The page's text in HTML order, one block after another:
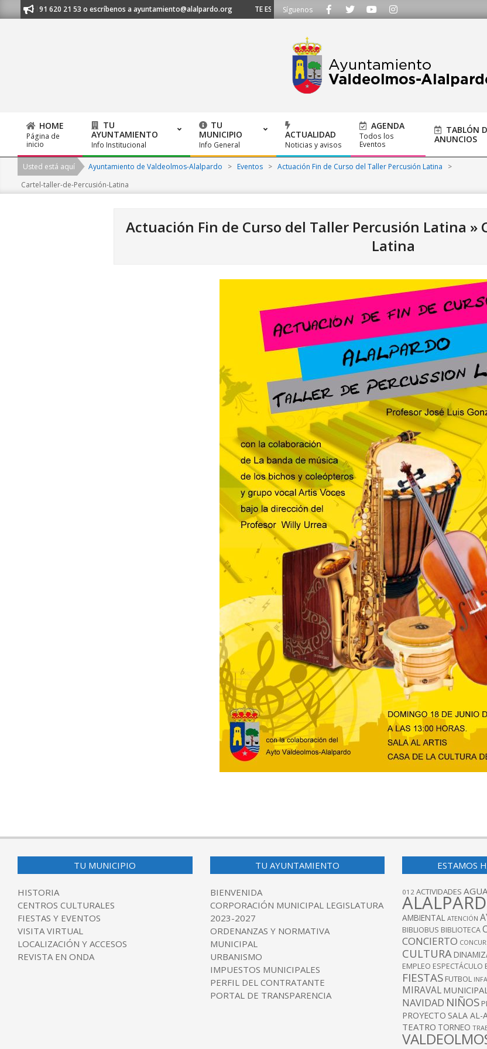
to
al 91 620 21 53 o escríbenos a ayuntamiento@alalpardo.org TE ESCUCHAMOS - Llámanos al 91 620 21 53 o escríbenos a
Síguenos
Primary
Navigation
Menu
HOME
Página de
inicio
TU
AYUNTAMIENTO
Info Institucional
TU
MUNICIPIO
Info General
ACTUALIDAD
Noticias y avisos
AGENDA
Todos los
Eventos
TABLÓN
ANUNCIOS
Usted está aquí Ayuntamiento de Valdeolmos-Alalpardo > Eventos > Actuación Fin de Curso del Taller Percusión Latina
>
Cartel-taller-de-Percusión-Latina
Actuación Fin de Curso del Taller Percusión Latina »
Latina
06-
TU MUNICIPIO
HISTORIA
CENTROS CULTURALES
FIESTAS Y EVENTOS
VISITA VIRTUAL
LOCALIZACIÓN Y ACCESOS
REVISTA EN ONDA
TU AYUNTAMIENTO
BIENVENIDA
CORPORACIÓN MUNICIPAL LEGISLATURA
2023-2027
ORDENANZAS Y NORMATIVA
MUNICIPAL
URBANISMO
IMPUESTOS MUNICIPALES
PERFIL DEL CONTRATANTE
PORTAL DE TRANSPARENCIA
ESTAMOS
012 ACTIVIDADES
AMBIENTAL ATENCIÓN
BIBLIOBUS BIBLIOTECA
CONCIERTO
CULTURA
EMPLEO ESPECTÁCULO
FIESTAS FUTBOL
MIRAVAL
NAVIDAD NIÑOS
PROYECTO SALA AL-
TEATRO TORNEO